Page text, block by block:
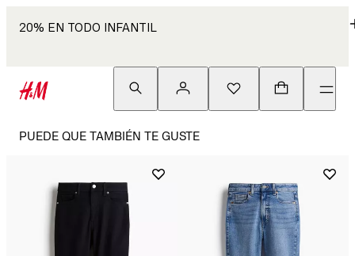
20% EN TODO INFANTIL
PUEDE QUE TAMBIÉN TE GUSTE